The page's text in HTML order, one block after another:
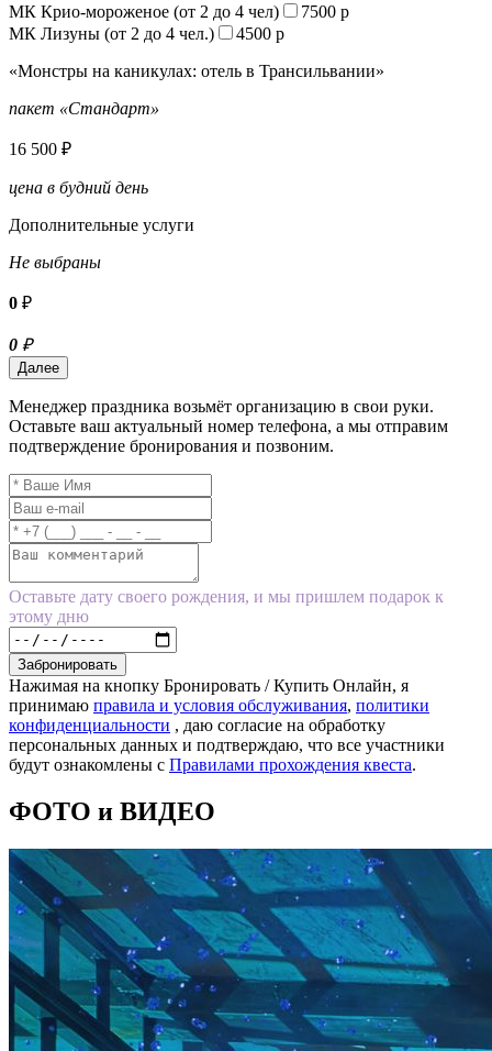
МК Крио-мороженое (от 2 до 4 чел)
7500 р
МК Лизуны (от 2 до 4 чел.)
4500 р
«Монстры на каникулах: отель в Трансильвании»
пакет «Стандарт»
16 500 ₽
цена в будний день
Дополнительные услуги
Не выбраны
0 ₽
0 ₽
Далее
Менеджер праздника возьмёт организацию в свои руки.
Оставьте ваш актуальный номер телефона, а мы отправим
подтверждение бронирования и позвоним.
Оставьте дату своего рождения, и мы пришлем подарок к
этому дню
Забронировать
Нажимая на кнопку Бронировать / Купить Онлайн, я
принимаю правила и условия обслуживания, политики
конфиденциальности , даю согласие на обработку
персональных данных и подтверждаю, что все участники
будут ознакомлены с Правилами прохождения квеста.
ФОТО и ВИДЕО